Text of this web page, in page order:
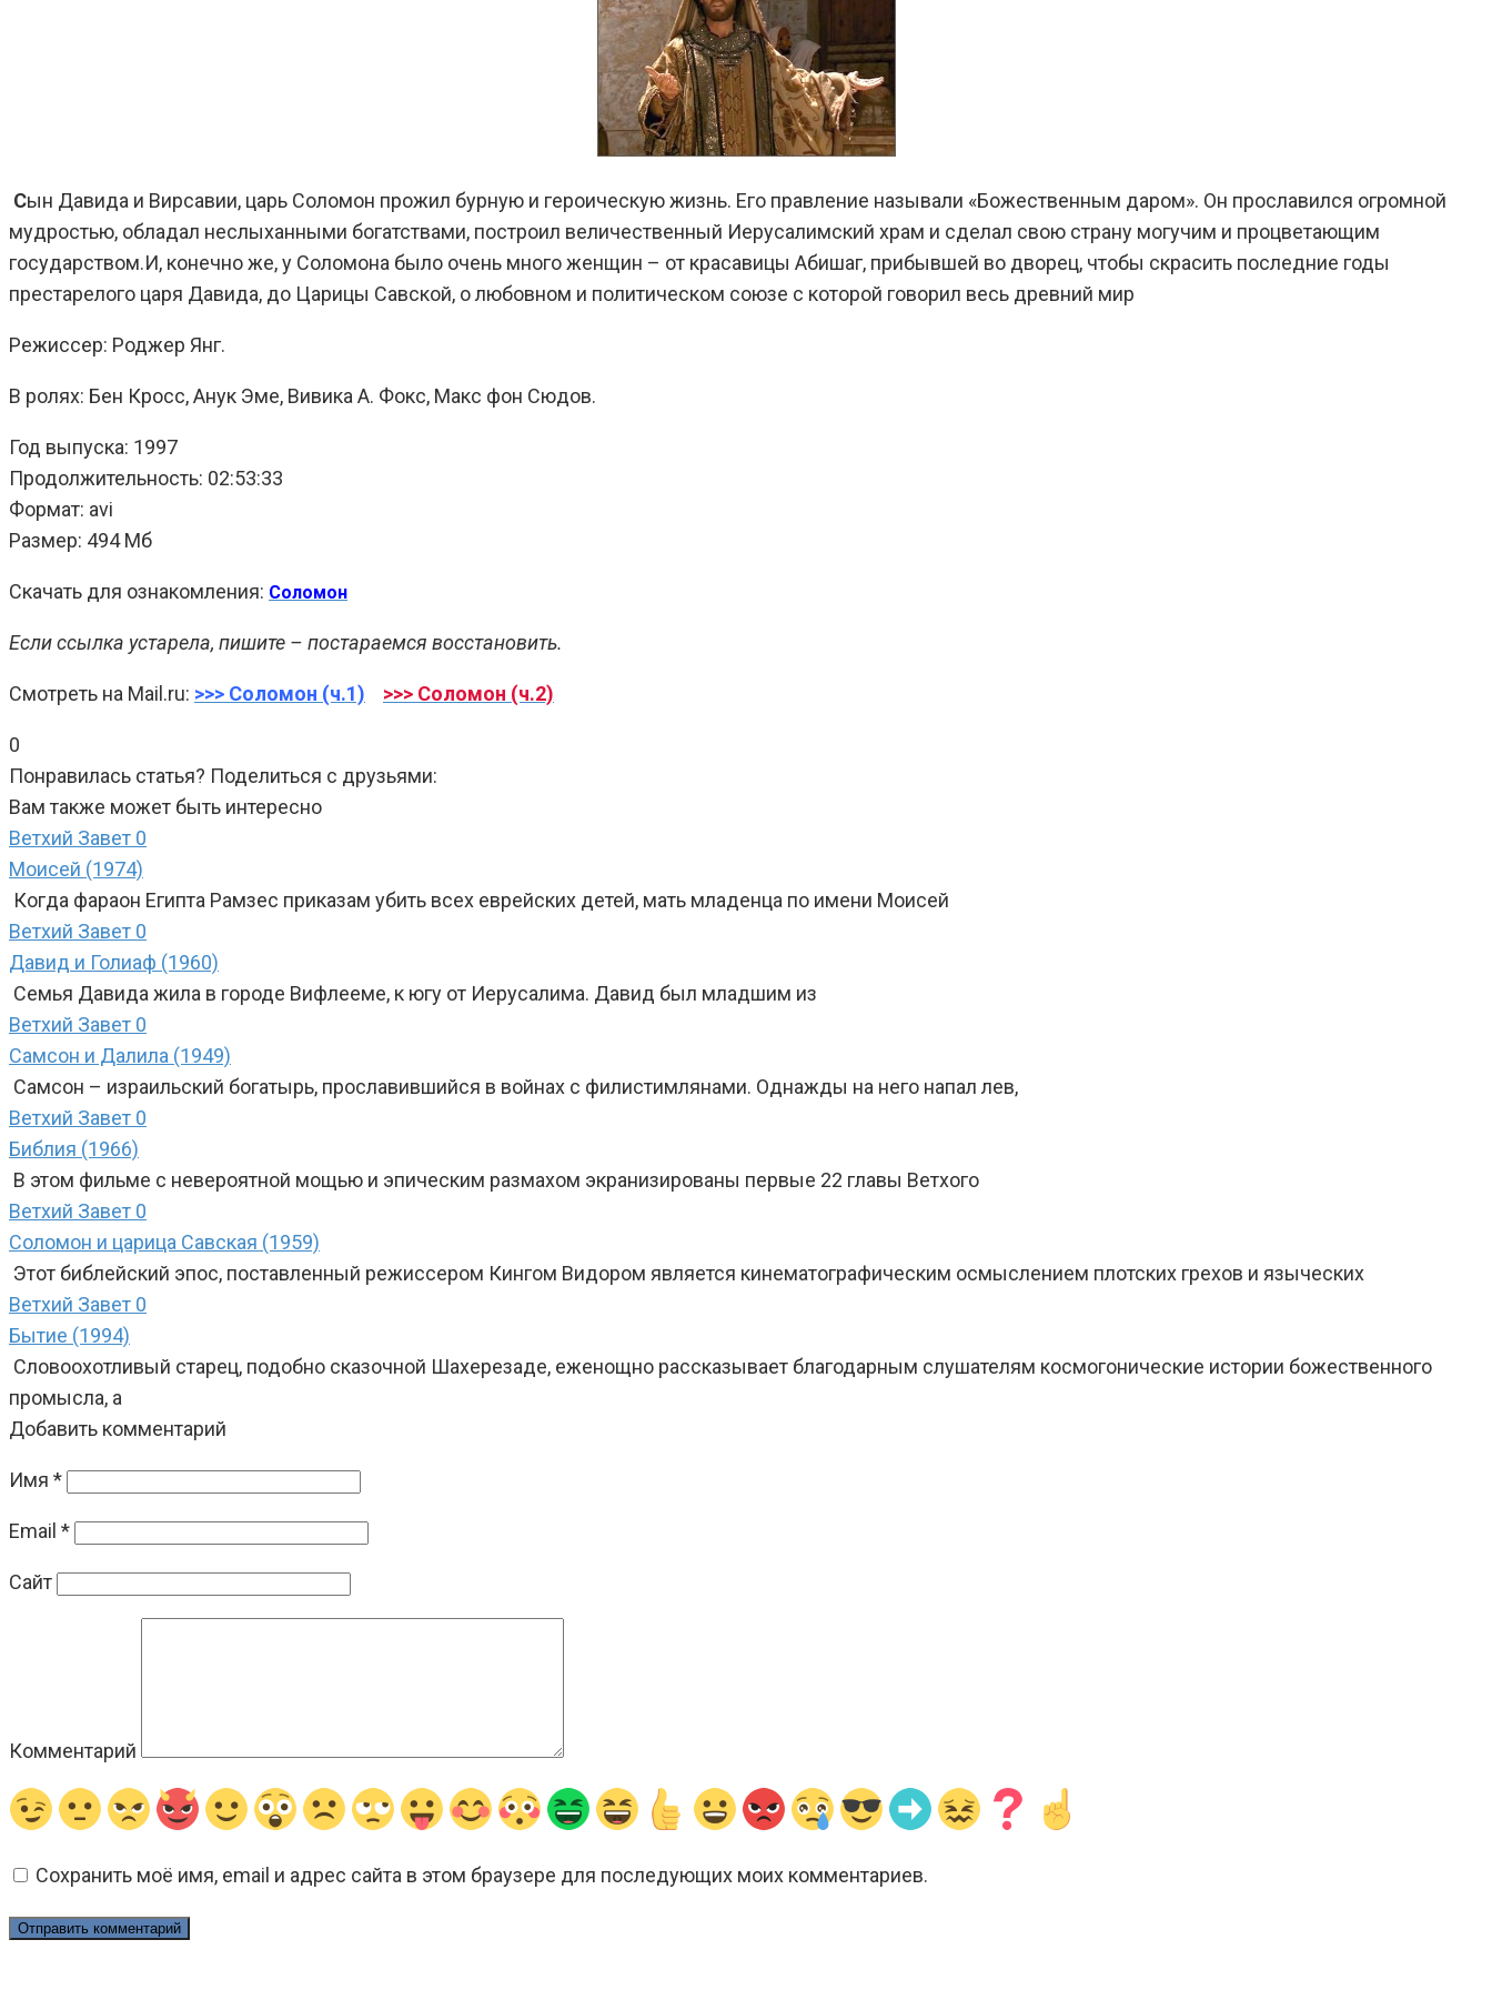
Сын Давида и Вирсавии, царь Соломон прожил бурную и героическую жизнь. Его правление называли «Божественным даром». Он прославился огромной
мудростью, обладал неслыханными богатствами, построил величественный Иерусалимский храм и сделал свою страну могучим и процветающим
государством.И, конечно же, у Соломона было очень много женщин – от красавицы Абишаг, прибывшей во дворец, чтобы скрасить последние годы
престарелого царя Давида, до Царицы Савской, о любовном и политическом союзе с которой говорил весь древний мир
Режиссер: Роджер Янг.
В ролях: Бен Кросс, Анук Эме, Вивика А. Фокс, Макс фон Сюдов.
Год выпуска: 1997
Продолжительность: 02:53:33
Формат: avi
Размер: 494 Мб
Скачать для ознакомления: Соломон
Если ссылка устарела, пишите – постараемся восстановить.
Смотреть на Mail.ru: >>> Соломон (ч.1) >>> Соломон (ч.2)
0
Понравилась статья? Поделиться с друзьями:
Вам также может быть интересно
Ветхий Завет 0
Моисей (1974)
Когда фараон Египта Рамзес приказам убить всех еврейских детей, мать младенца по имени Моисей
Ветхий Завет 0
Давид и Голиаф (1960)
Семья Давида жила в городе Вифлееме, к югу от Иерусалима. Давид был младшим из
Ветхий Завет 0
Самсон и Далила (1949)
Самсон – израильский богатырь, прославившийся в войнах с филистимлянами. Однажды на него напал лев,
Ветхий Завет 0
Библия (1966)
В этом фильме с невероятной мощью и эпическим размахом экранизированы первые 22 главы Ветхого
Ветхий Завет 0
Соломон и царица Савская (1959)
Этот библейский эпос, поставленный режиссером Кингом Видором является кинематографическим осмыслением плотских грехов и языческих
Ветхий Завет 0
Бытие (1994)
Словоохотливый старец, подобно сказочной Шахерезаде, еженощно рассказывает благодарным слушателям космогонические истории божественного
промысла, а
Добавить комментарий
Имя *
Email *
Сайт
Комментарий
Сохранить моё имя, email и адрес сайта в этом браузере для последующих моих комментариев.